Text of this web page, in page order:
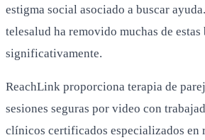
estigma social asociado a buscar
telesalud ha removido muchas de estas
significativamente.
ReachLink proporciona terapia de
sesiones seguras por video con
clínicos certificados especializados en